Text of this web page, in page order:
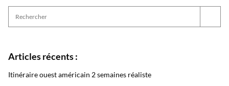
Articles récents :
Itinéraire ouest américain 2 semaines réaliste